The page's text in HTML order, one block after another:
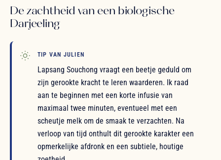
De zachtheid van een biologische
Darjeeling
TIP VAN JULIEN
Lapsang Souchong vraagt een beetje geduld om
zijn gerookte kracht te leren waarderen. Ik raad
aan te beginnen met een korte infusie van
maximaal twee minuten, eventueel met een
scheutje melk om de smaak te verzachten. Na
verloop van tijd onthult dit gerookte karakter een
opmerkelijke afdronk en een subtiele, houtige